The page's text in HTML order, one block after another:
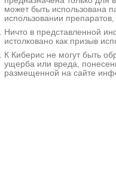
Моя Клиника на
+7(812..показать
Стопартроз.ру на
Москва; Симферопольский
может быть использована
использовании
Ничто в представленной
истолковано как призыв
К Киберис не могут быть
ущерба или вреда,
размещенной на сайте